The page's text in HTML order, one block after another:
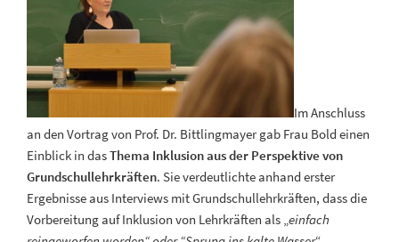
Im Anschluss
an den Vortrag von Prof. Dr. Bittlingmayer gab Frau Bold einen
Einblick in dasThema Inklusionaus der Perspektive von
Grundschullehrkräften. Sie verdeutlichte anhand erster
Ergebnisse aus Interviews mit Grundschullehrkräften, dass die
Vorbereitung auf Inklusion von Lehrkräften als „einfach